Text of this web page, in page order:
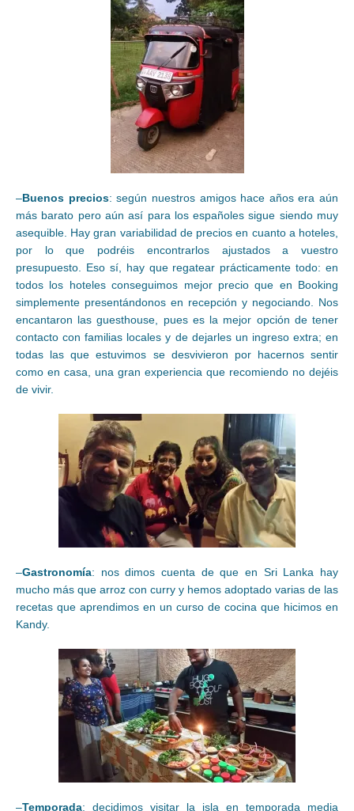
–Buenos precios: según nuestros amigos hace años era aún
más barato pero aún así para los españoles sigue siendo muy
asequible. Hay gran variabilidad de precios en cuanto a hoteles,
por lo que podréis encontrarlos ajustados a vuestro
presupuesto. Eso sí, hay que regatear prácticamente todo: en
todos los hoteles conseguimos mejor precio que en Booking
simplemente presentándonos en recepción y negociando. Nos
encantaron las guesthouse, pues es la mejor opción de tener
contacto con familias locales y de dejarles un ingreso extra; en
todas las que estuvimos se desvivieron por hacernos sentir
como en casa, una gran experiencia que recomiendo no dejéis
de vivir.
–Gastronomía: nos dimos cuenta de que en Sri Lanka hay
mucho más que arroz con curry y hemos adoptado varias de las
recetas que aprendimos en un curso de cocina que hicimos en
Kandy.
–Temporada: decidimos visitar la isla en temporada media